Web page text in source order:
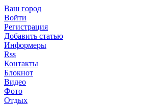
Ваш город
Войти
Регистрация
Добавить статью
Информеры
Rss
Контакты
Блокнот
Видео
Фото
Отдых